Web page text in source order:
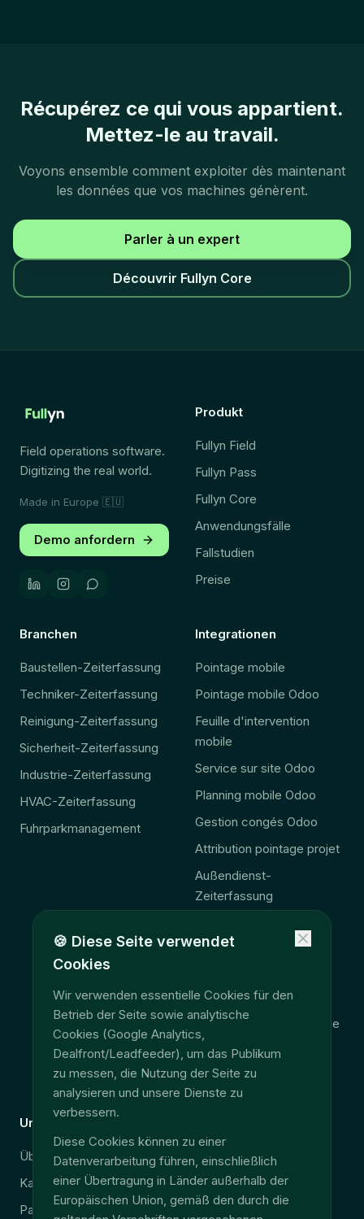
Récupérez ce qui vous appartient.
Mettez-le au travail.
Voyons ensemble comment exploiter dès maintenant
les données que vos machines génèrent.
Parler à un expert
Découvrir Fullyn Core
Field operations software.
Digitizing the real world.
Made in Europe 🇪🇺
Demo anfordern
Produkt
Fullyn Field
Fullyn Pass
Fullyn Core
Anwendungsfälle
Fallstudien
Preise
Branchen
Baustellen-Zeiterfassung
Techniker-Zeiterfassung
Reinigung-Zeiterfassung
Sicherheit-Zeiterfassung
Industrie-Zeiterfassung
HVAC-Zeiterfassung
Fuhrparkmanagement
Integrationen
Pointage mobile
Pointage mobile Odoo
Feuille d'intervention
mobile
Service sur site Odoo
Planning mobile Odoo
Gestion congés Odoo
Attribution pointage projet
Außendienst-
Zeiterfassung
Odoo Außendienst-
🚨 Gesetz 2027
Consolidation télématique
Accès données terrain
EU Data Act
Unternehmen
Über uns
Karriere
Partner
Sicherheit & DSGVO
Impressum
Datenschutz
🍪 Diese Seite verwendet
Cookies
Wir verwenden essentielle Cookies für den
Betrieb der Seite sowie analytische
Cookies (Google Analytics,
Dealfront/Leadfeeder), um das Publikum
zu messen, die Nutzung der Seite zu
analysieren und unsere Dienste zu
verbessern.
Diese Cookies können zu einer
Datenverarbeitung führen, einschließlich
einer Übertragung in Länder außerhalb der
Europäischen Union, gemäß den durch die